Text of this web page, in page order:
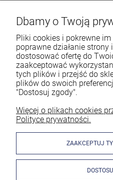
Dbamy o Twoją
Pliki cookies i pokrewne
poprawne działanie
dostosować ofertę do
zaakceptować
tych plików i przejść do
plików do swoich
"Dostosuj zgody".
Więcej o plikach cookies
Polityce prywatności.
ZAAKCEPTUJ